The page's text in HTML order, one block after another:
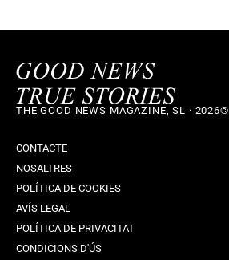
THE GOOD NEWS MAGAZINE, SL · 2026©
CONTACTE
NOSALTRES
POLÍTICA DE COOKIES
AVÍS LEGAL
POLÍTICA DE PRIVACITAT
CONDICIONS D'ÚS